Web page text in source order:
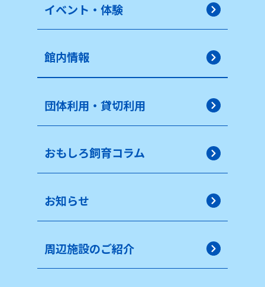
イベント・体験
館内情報
団体利用・貸切利用
おもしろ飼育コラム
お知らせ
周辺施設のご紹介